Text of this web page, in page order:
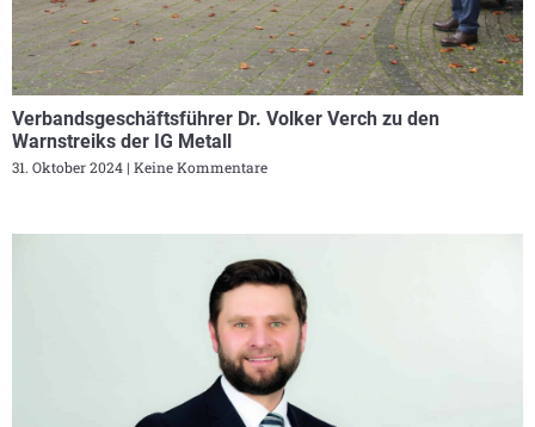
Verbandsgeschäftsführer Dr. Volker Verch zu den
Warnstreiks der IG Metall
31. Oktober 2024 Keine Kommentare